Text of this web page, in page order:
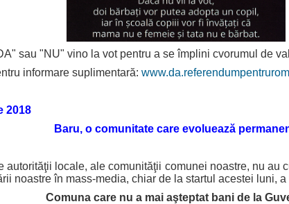
"NU" vino la vot pentru a se împlini cvorumul de
informare suplimentară:
2018
Baru, o comunitate care evoluează
locale, ale comunităţii comunei noastre, nu au
noastre în mass-media, chiar de la startul acestei luni, a
Comuna care nu a mai aşteptat bani de la